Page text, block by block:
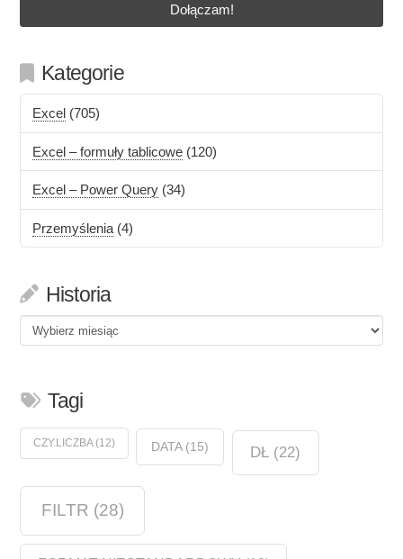
Kategorie
Excel (705)
Excel – formuły tablicowe (120)
Excel – Power Query (34)
Przemyślenia (4)
Historia
Historia
Tagi
CZY.LICZBA(12) DATA(15) DŁ (22)
FILTR (28)